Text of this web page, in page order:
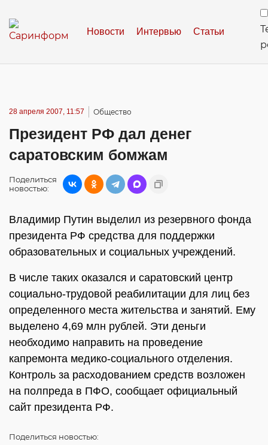
Новости Интервью Статьи
28 апреля 2007, 11:57 Общество
Президент РФ дал денег
саратовским бомжам
Поделиться
новостью:
Владимир Путин выделил из резервного фонда
президента РФ средства для поддержки
образовательных и социальных учреждений.
В числе таких оказался и саратовский центр
социально-трудовой реабилитации для лиц без
определенного места жительства и занятий. Ему
выделено 4,69 млн рублей. Эти деньги
необходимо направить на проведение
капремонта медико-социального отделения.
Контроль за расходованием средств возложен
на полпреда в ПФО, сообщает официальный
сайт президента РФ.
Поделиться новостью: